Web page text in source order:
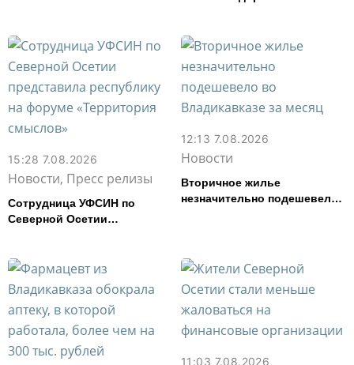
картофель
15:28 7.08.2026
Новости, Пресс релизы
Сотрудница УФСИН по
Северной Осетии
смыслов»
12:13 7.08.2026
Новости
Вторичное жилье
незначительно подешевело
11:03 7.08.2026